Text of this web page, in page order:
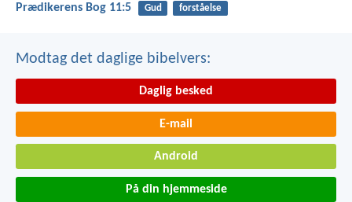
Prædikerens Bog 11:5 Gud forståelse
Modtag det daglige bibelvers:
Daglig besked
E-mail
Android
På din hjemmeside